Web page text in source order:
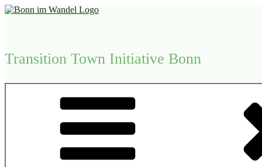
Zum
Transition Town Initiative Bonn